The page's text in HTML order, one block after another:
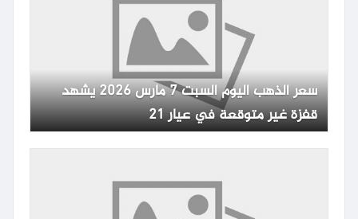
سعر الذهب اليوم السبت 7 مارس 2026 يشهد
قفزة غير متوقعة في عيار 21